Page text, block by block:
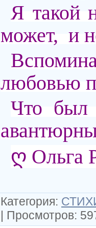
Я такой
может, и
любовью
Что был
ღ Ольга
Категория:
| Просмотров: